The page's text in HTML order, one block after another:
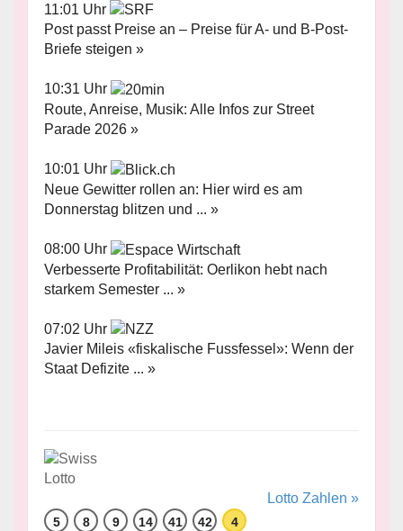
11:01 Uhr
Post passt Preise an – Preise für A- und B-Post-
Briefe steigen »
10:31 Uhr
Route, Anreise, Musik: Alle Infos zur Street
Parade 2026 »
10:01 Uhr
Neue Gewitter rollen an: Hier wird es am
Donnerstag blitzen und ... »
08:00 Uhr
Verbesserte Profitabilität: Oerlikon hebt nach
starkem Semester ... »
07:02 Uhr
Javier Mileis «fiskalische Fussfessel»: Wenn der
Staat Defizite ... »
Lotto Zahlen »
5 8 9 14 41 42 4